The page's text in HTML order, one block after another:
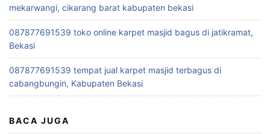
mekarwangi, cikarang barat kabupaten bekasi
087877691539 toko online karpet masjid bagus di jatikramat,
Bekasi
087877691539 tempat jual karpet masjid terbagus di
cabangbungin, Kabupaten Bekasi
BACA JUGA